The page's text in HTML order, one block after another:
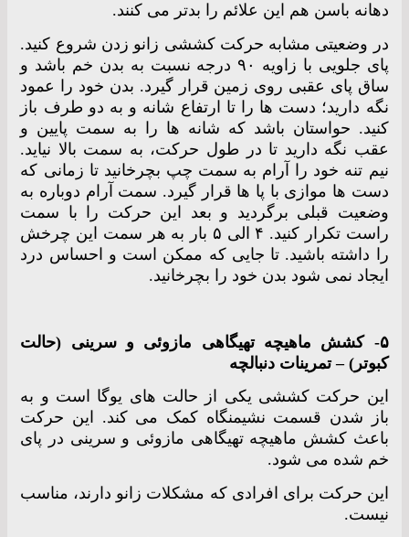
دهانه باسن هم این علائم را بدتر می کنند.
در وضعیتی مشابه حرکت کششی زانو زدن شروع کنید.
پای جلویی با زاویه ۹۰ درجه نسبت به بدن خم باشد و
ساق پای عقبی روی زمین قرار گیرد. بدن خود را عمود
نگه دارید؛ دست ها را تا ارتفاع شانه و به دو طرف باز
کنید. حواستان باشد که شانه ها را به سمت پایین و
عقب نگه دارید تا در طول حرکت، به سمت بالا نیاید.
نیم تنه خود را آرام به سمت چپ بچرخانید تا زمانی که
دست ها موازی با پا ها قرار گیرد. سمت آرام دوباره به
وضعیت قبلی برگردید و بعد این حرکت را با سمت
راست تکرار کنید. ۴ الی ۵ بار به هر سمت این چرخش
را داشته باشید. تا جایی که ممکن است و احساس درد
ایجاد نمی شود بدن خود را بچرخانید.
۵- کشش ماهیچه تهیگاهی مازوئی و سرینی (حالت
کبوتر) – تمرینات دنبالچه
این حرکت کششی یکی از حالت های یوگا است و به
باز شدن قسمت نشیمنگاه کمک می کند. این حرکت
باعث کشش ماهیچه تهیگاهی مازوئی و سرینی در پای
خم شده می شود.
این حرکت برای افرادی که مشکلات زانو دارند، مناسب
نیست.